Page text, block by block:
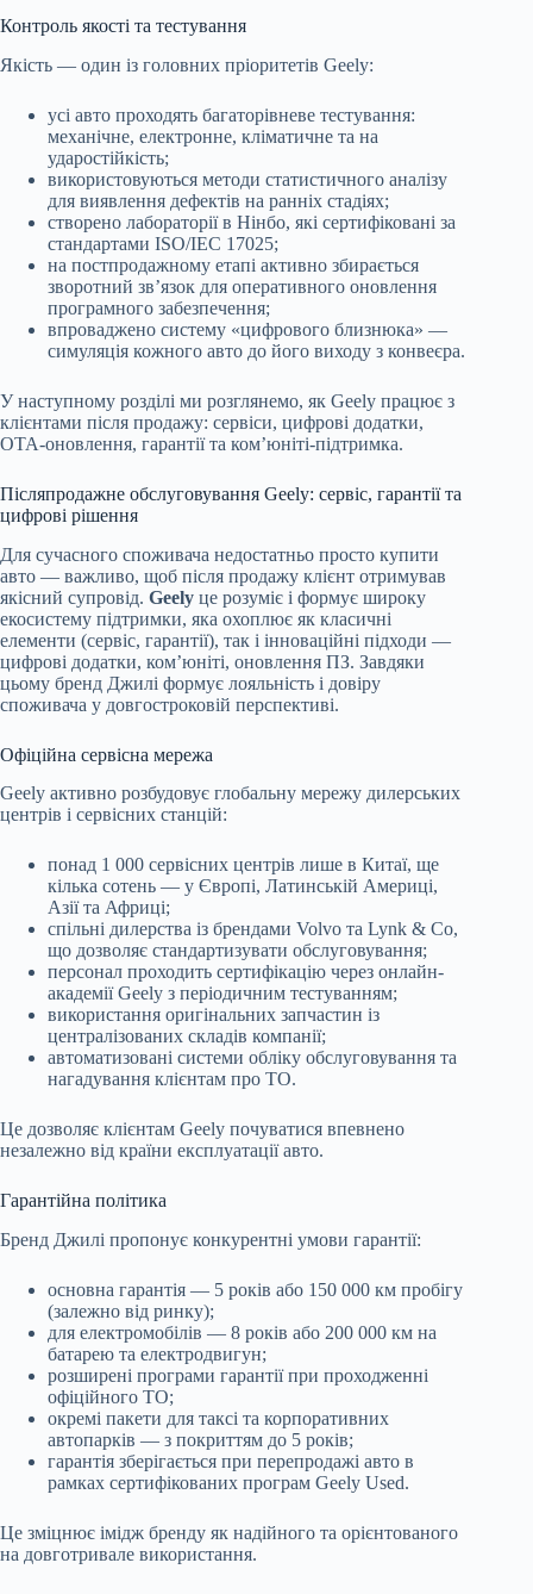
Контроль якості та тестування
Якість — один із головних пріоритетів Geely:
усі авто проходять багаторівневе тестування:
механічне, електронне, кліматичне та на
ударостійкість;
використовуються методи статистичного аналізу
для виявлення дефектів на ранніх стадіях;
створено лабораторії в Нінбо, які сертифіковані за
стандартами ISO/IEC 17025;
на постпродажному етапі активно збирається
зворотний зв’язок для оперативного оновлення
програмного забезпечення;
впроваджено систему «цифрового близнюка» —
симуляція кожного авто до його виходу з конвеєра.
У наступному розділі ми розглянемо, як Geely працює з
клієнтами після продажу: сервіси, цифрові додатки,
OTA-оновлення, гарантії та ком’юніті-підтримка.
Післяпродажне обслуговування Geely: сервіс, гарантії та
цифрові рішення
Для сучасного споживача недостатньо просто купити
авто — важливо, щоб після продажу клієнт отримував
якісний супровід. Geely це розуміє і формує широку
екосистему підтримки, яка охоплює як класичні
елементи (сервіс, гарантії), так і інноваційні підходи —
цифрові додатки, ком’юніті, оновлення ПЗ. Завдяки
цьому бренд Джилі формує лояльність і довіру
споживача у довгостроковій перспективі.
Офіційна сервісна мережа
Geely активно розбудовує глобальну мережу дилерських
центрів і сервісних станцій:
понад 1 000 сервісних центрів лише в Китаї, ще
кілька сотень — у Європі, Латинській Америці,
Азії та Африці;
спільні дилерства із брендами Volvo та Lynk & Co,
що дозволяє стандартизувати обслуговування;
персонал проходить сертифікацію через онлайн-
академії Geely з періодичним тестуванням;
використання оригінальних запчастин із
централізованих складів компанії;
автоматизовані системи обліку обслуговування та
нагадування клієнтам про ТО.
Це дозволяє клієнтам Geely почуватися впевнено
незалежно від країни експлуатації авто.
Гарантійна політика
Бренд Джилі пропонує конкурентні умови гарантії:
основна гарантія — 5 років або 150 000 км пробігу
(залежно від ринку);
для електромобілів — 8 років або 200 000 км на
батарею та електродвигун;
розширені програми гарантії при проходженні
офіційного ТО;
окремі пакети для таксі та корпоративних
автопарків — з покриттям до 5 років;
гарантія зберігається при перепродажі авто в
рамках сертифікованих програм Geely Used.
Це зміцнює імідж бренду як надійного та орієнтованого
на довготривале використання.